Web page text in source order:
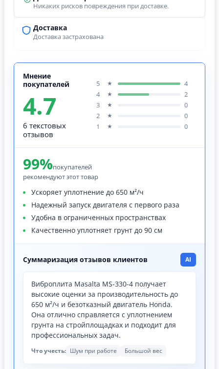
Доставка
Доставка застрахована
Никаких рисков повреждения при доставке.
Мнение
покупателей
4.7
6 текстовых
отзывов
5 ★
4
4
★
2
3
★
0
2
★
0
1
★ 0
99%покупателей
рекомендуют этот товар
Ускоряет уплотнение до 650 м²/ч
Надежный запуск двигателя с первого раза
Удобна в ограниченных пространствах
Качественно уплотняет грунт до 90 см
Суммаризация отзывов клиентов AI
Виброплита Masalta MS-330-4 получает
высокие оценки за производительность до
650 м²/ч и безотказный двигатель Honda.
Она отлично справляется с уплотнением
грунта на стройплощадках и подходит для
профессиональных задач.
Что учесть: Шум при работе Большой вес